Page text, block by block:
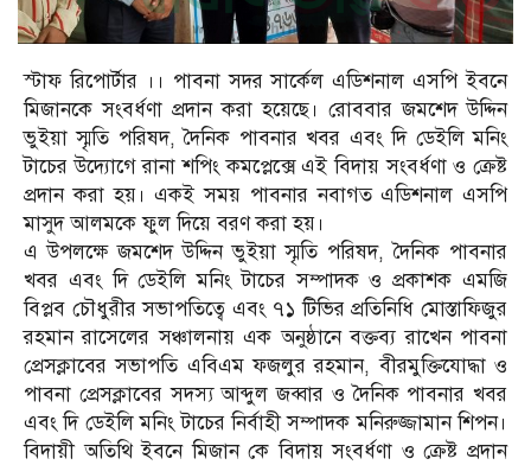
স্টাফ রিপোর্টার ।। পাবনা সদর সার্কেল এডিশনাল এসপি ইবনে
মিজানকে সংবর্ধণা প্রদান করা হয়েছে। রোববার জমশেদ উদ্দিন
ভুইয়া স্মৃতি পরিষদ, দৈনিক পাবনার খবর এবং দি ডেইলি মনিং
টাচের উদ্যোগে রানা শপিং কমপ্লেক্সে এই বিদায় সংবর্ধণা ও ক্রেষ্ট
প্রদান করা হয়। একই সময় পাবনার নবাগত এডিশনাল এসপি
মাসুদ আলমকে ফুল দিয়ে বরণ করা হয়।
এ উপলক্ষে জমশেদ উদ্দিন ভুইয়া স্মৃতি পরিষদ, দৈনিক পাবনার
খবর এবং দি ডেইলি মনিং টাচের সম্পাদক ও প্রকাশক এমজি
বিপ্লব চৌধুরীর সভাপতিত্বে এবং ৭১ টিভির প্রতিনিধি মোস্তাফিজুর
রহমান রাসেলের সঞ্চালনায় এক অনুষ্ঠানে বক্তব্য রাখেন পাবনা
প্রেসক্লাবের সভাপতি এবিএম ফজলুর রহমান, বীরমুক্তিযোদ্ধা ও
পাবনা প্রেসক্লাবের সদস্য আব্দুল জব্বার ও দৈনিক পাবনার খবর
এবং দি ডেইলি মনিং টাচের নির্বাহী সম্পাদক মনিরুজ্জামান শিপন।
বিদায়ী অতিথি ইবনে মিজান কে বিদায় সংবর্ধণা ও ক্রেষ্ট প্রদান